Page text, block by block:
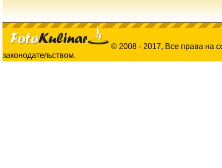
© 2008 - 2017, Все права на
законодательством.